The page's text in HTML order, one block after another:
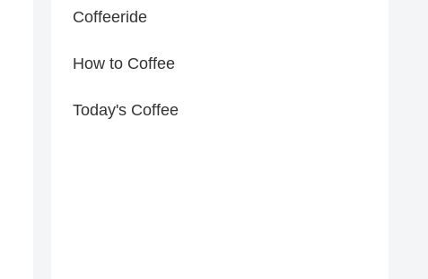
Coffeeride
How to Coffee
Today's Coffee